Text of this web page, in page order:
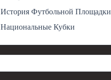
История Футбольной Площадки
Национальные Кубки